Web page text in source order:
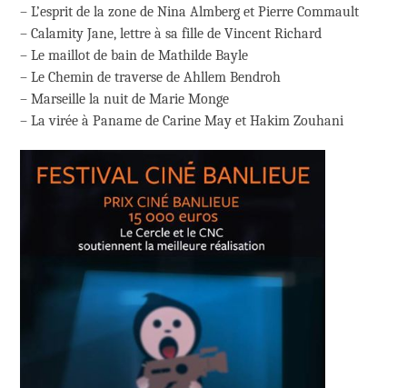
– L’esprit de la zone de Nina Almberg et Pierre Commault
– Calamity Jane, lettre à sa fille de Vincent Richard
– Le maillot de bain de Mathilde Bayle
– Le Chemin de traverse de Ahllem Bendroh
– Marseille la nuit de Marie Monge
– La virée à Paname de Carine May et Hakim Zouhani